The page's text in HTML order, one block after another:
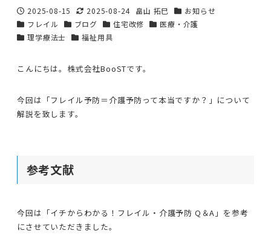
投稿日
2025-08-15
更新日
2025-08-24
著
者
畠山 拓巳
カテゴリー
お知らせ
カテゴリー
フレイル
カテゴリー
ブログ
カテゴリー
住宅改修
カテゴリー
医療・介護
カテゴリー
理学療法士
カテゴリー
福祉用具
こんにちは。株式会社BooSTです。
今回は「フレイル予防＝介護予防って本当ですか？」について
解説を致します。
参考文献
今回は「イチからわかる！フレイル・介護予防 Q＆A」を参考
にさせていただきました。